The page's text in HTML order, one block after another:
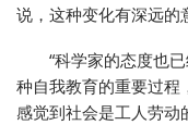
说，这种变化有深远的
“科学家的态度也
种自我教育的重要过程
感觉到社会是工人劳动